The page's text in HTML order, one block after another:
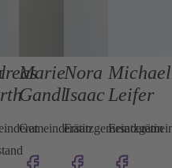
Marie
Gandl
Gemeinderätin
Nora
Isaac
Ersatzgemeinderätin
Michael
Leifer